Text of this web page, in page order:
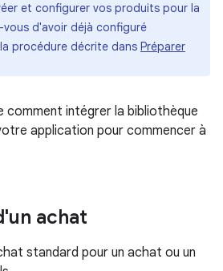
et configurer vos produits pour la
d'avoir déjà configuré
procédure décrite dans Préparer
comment intégrer la bibliothèque
application pour commencer à
achat
standard pour un achat ou un